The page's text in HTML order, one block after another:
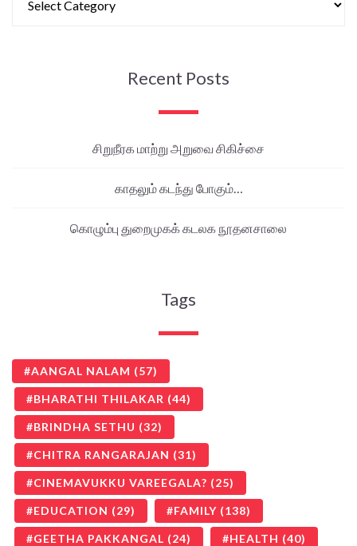
Recent Posts
சிறுநீரக மாற்று அறுவை சிகிச்சை
காதலும் கடந்து போகும்…
கொழும்பு துறைமுகக் கடலக நூதனசாலை
Tags
AANGAL NALAM (57)
BHARATHI THILAKAR (44)
BRINDHA SETHU (32)
CHITRA RANGARAJAN (31)
CINEMAVUKKU VAREEGALA? (25)
EDUCATION (29) FAMILY (138)
GEETHA PAKKANGAL (24) HEALTH (40)